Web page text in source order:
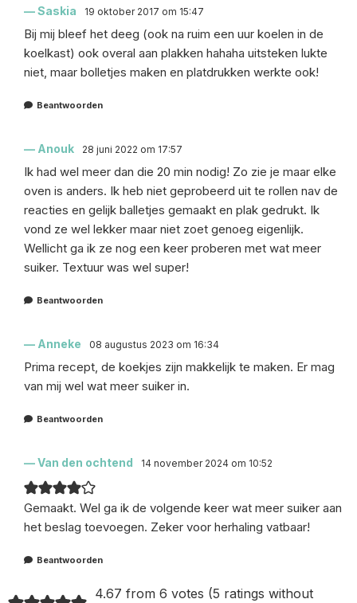
Saskia 19 oktober 2017 om 15:47
Bij mij bleef het deeg (ook na ruim een uur koelen in de
koelkast) ook overal aan plakken hahaha uitsteken lukte
niet, maar bolletjes maken en platdrukken werkte ook!
Beantwoorden
Anouk 28 juni 2022 om 17:57
Ik had wel meer dan die 20 min nodig! Zo zie je maar elke
oven is anders. Ik heb niet geprobeerd uit te rollen nav de
reacties en gelijk balletjes gemaakt en plak gedrukt. Ik
vond ze wel lekker maar niet zoet genoeg eigenlijk.
Wellicht ga ik ze nog een keer proberen met wat meer
suiker. Textuur was wel super!
Beantwoorden
Anneke 08 augustus 2023 om 16:34
Prima recept, de koekjes zijn makkelijk te maken. Er mag
van mij wel wat meer suiker in.
Beantwoorden
Van den ochtend 14 november 2024 om 10:52
Gemaakt. Wel ga ik de volgende keer wat meer suiker aan
het beslag toevoegen. Zeker voor herhaling vatbaar!
Beantwoorden
4.67 from 6 votes (5 ratings without